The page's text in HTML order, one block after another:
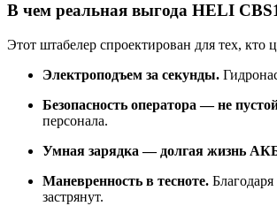
В чем реальная выгода HELI
Этот штабелер спроектирован для тех,
Электроподъем за секунды.
Безопасность оператора — не
персонала.
Умная зарядка — долгая жизнь
Маневренность в тесноте.
застрянут.